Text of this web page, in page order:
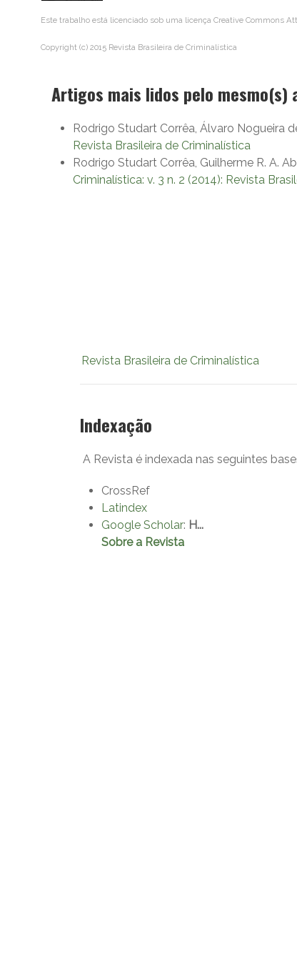
Este trabalho está licenciado sob uma licença Creative Commons
Copyright (c) 2015 Revista Brasileira de Criminalística
Artigos mais lidos pelo mesmo(s)
Rodrigo Studart Corrêa, Álvaro Nogueira
Revista Brasileira de Criminalística
Rodrigo Studart Corrêa, Guilherme R. A.
Criminalística: v. 3 n. 2 (2014): Revista
Revista Brasileira de Criminalística
Indexação
A Revista é indexada nas seguintes
CrossRef
Latindex
Google Scholar: H...
Sobre a Revista